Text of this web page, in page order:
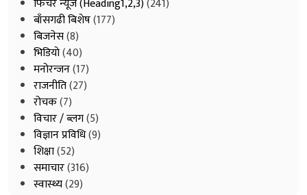
फिचर न्यूज (Heading1,2,3)(241)
बाँसगढी बिशेष(177)
बिजनेस(8)
भिडियाे(40)
मनोरन्जन(17)
राजनीति(27)
रोचक(7)
विचार / ब्लग(5)
विज्ञान प्रविधि(9)
शिक्षा(52)
समाचार(316)
स्वास्थ्य(29)